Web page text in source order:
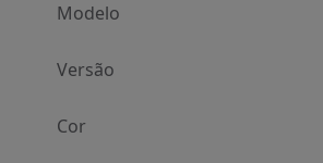
Modelo
Versão
Cor